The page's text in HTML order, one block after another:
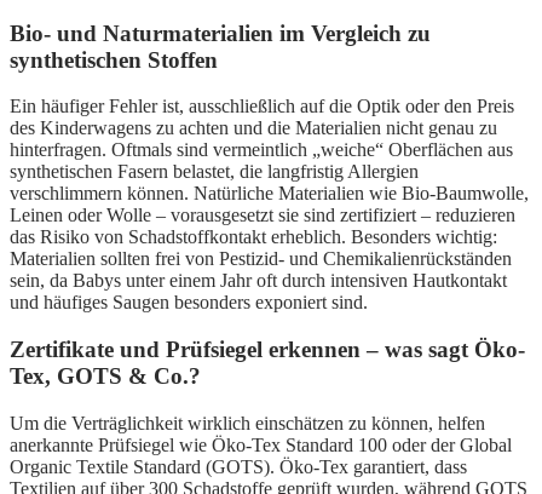
Bio- und Naturmaterialien im Vergleich zu
synthetischen Stoffen
Ein häufiger Fehler ist, ausschließlich auf die Optik oder den Preis
des Kinderwagens zu achten und die Materialien nicht genau zu
hinterfragen. Oftmals sind vermeintlich „weiche“ Oberflächen aus
synthetischen Fasern belastet, die langfristig Allergien
verschlimmern können. Natürliche Materialien wie Bio-Baumwolle,
Leinen oder Wolle – vorausgesetzt sie sind zertifiziert – reduzieren
das Risiko von Schadstoffkontakt erheblich. Besonders wichtig:
Materialien sollten frei von Pestizid- und Chemikalienrückständen
sein, da Babys unter einem Jahr oft durch intensiven Hautkontakt
und häufiges Saugen besonders exponiert sind.
Zertifikate und Prüfsiegel erkennen – was sagt Öko-
Tex, GOTS & Co.?
Um die Verträglichkeit wirklich einschätzen zu können, helfen
anerkannte Prüfsiegel wie Öko-Tex Standard 100 oder der Global
Organic Textile Standard (GOTS). Öko-Tex garantiert, dass
Textilien auf über 300 Schadstoffe geprüft wurden, während GOTS